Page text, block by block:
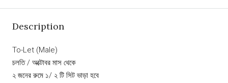
Description
To-Let (Male)
চলতি / অক্টোবর মাস থেকে
২ জনের রুমে ১/ ২ টি সিট ভাড়া হবে